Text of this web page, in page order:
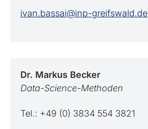
ivan.bassai@inp-greifswald.de
Dr. Markus Becker
Data-Science-Methoden
Tel.: +49 (0) 3834 554 3821